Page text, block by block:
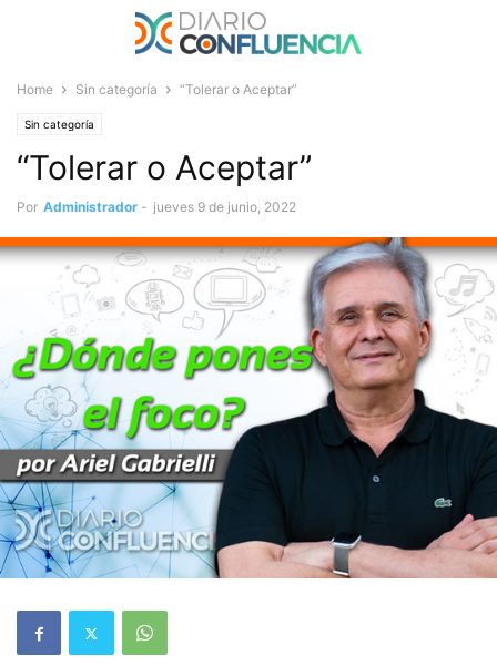
Home Sin categoría “Tolerar o Aceptar”
Sin categoría
“Tolerar o Aceptar”
Por Administrador - jueves 9 de junio, 2022